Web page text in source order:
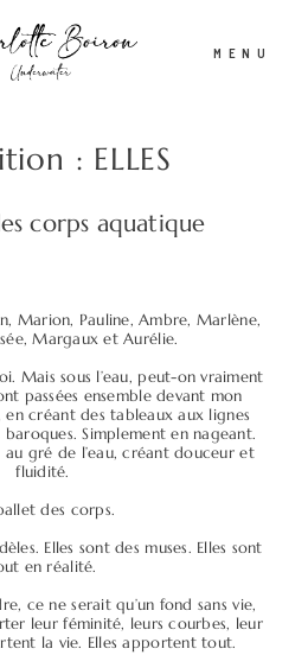
MENU
: ELLES
corps aquatique
Marion, Pauline, Ambre, Marlène,
Margaux et Aurélie.
Mais sous l’eau, peut-on vraiment
passées ensemble devant mon
créant des tableaux aux lignes
Simplement en nageant.
au gré de l’eau, créant douceur et
fluidité.
des corps.
Elles sont des muses. Elles sont
en réalité.
ce ne serait qu’un fond sans vie,
leur féminité, leurs courbes, leur
la vie. Elles apportent tout.
aquatique
& Affiches